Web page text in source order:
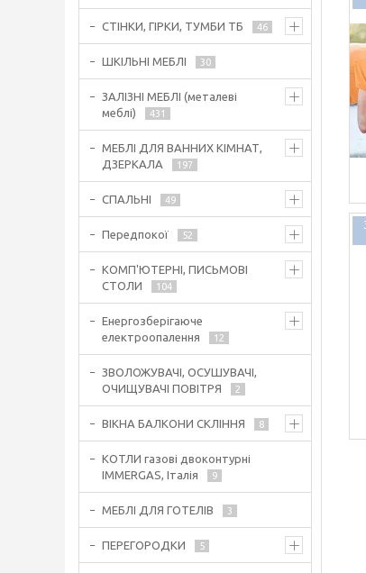
СТІНКИ, ГІРКИ, ТУМБИ ТБ 46
ШКІЛЬНІ МЕБЛІ 30
ЗАЛІЗНІ МЕБЛІ (металеві
меблі)
431
МЕБЛІ ДЛЯ ВАННИХ КІМНАТ,
ДЗЕРКАЛА
197
СПАЛЬНІ 49
Передпокої 52
КОМП'ЮТЕРНІ, ПИСЬМОВІ
СТОЛИ
104
Енергозберігаюче
електроопалення
12
ЗВОЛОЖУВАЧІ, ОСУШУВАЧІ,
ОЧИЩУВАЧІ ПОВІТРЯ
2
ВІКНА БАЛКОНИ СКЛІННЯ 8
КОТЛИ газові двоконтурні
IMMERGAS, Італія
9
МЕБЛІ ДЛЯ ГОТЕЛІВ 3
ПЕРЕГОРОДКИ 5